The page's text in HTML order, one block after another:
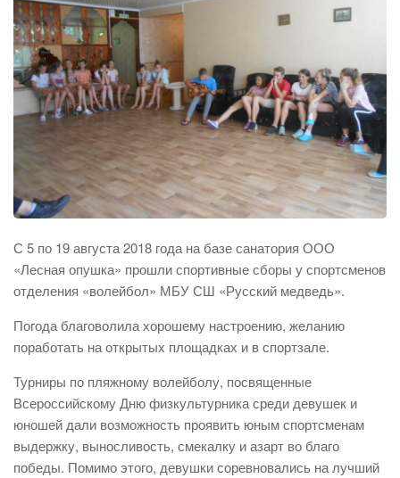
С 5 по 19 августа 2018 года на базе санатория ООО
«Лесная опушка» прошли спортивные сборы у спортсменов
отделения «волейбол» МБУ СШ «Русский медведь».
Погода благоволила хорошему настроению, желанию
поработать на открытых площадках и в спортзале.
Турниры по пляжному волейболу, посвященные
Всероссийскому Дню физкультурника среди девушек и
юношей дали возможность проявить юным спортсменам
выдержку, выносливость, смекалку и азарт во благо
победы. Помимо этого, девушки соревновались на лучший